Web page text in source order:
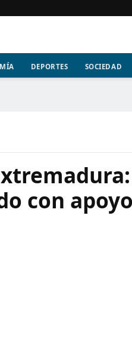
DEPORTES SOCIEDAD
con apoyo